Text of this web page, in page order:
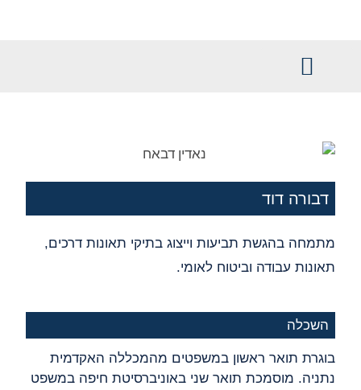
דבורה דוד
מתמחה בהגשת תביעות וייצוג בתיקי תאונות דרכים,
תאונות עבודה וביטוח לאומי.
השכלה
בוגרת תואר ראשון במשפטים מהמכללה האקדמית
נתניה. מוסמכת תואר שני באוניברסיטת חיפה במשפט